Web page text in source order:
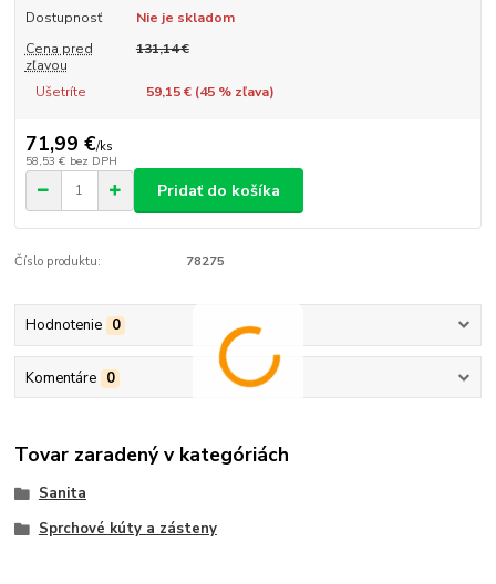
Dostupnosť
Nie je skladom
Cena pred
zľavou
131,14 €
Ušetríte 59,15 € (45% zľava)
71,99 €/ks
58,53 € bez DPH
Pridať do košíka
Číslo produktu: 78275
Hodnotenie 0
Komentáre 0
Tovar zaradený v kategóriách
Sanita
Sprchové kúty a zásteny